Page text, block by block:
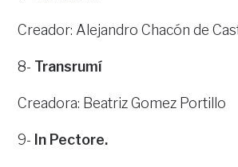
Creador: Alejandro Chacón de
8- Transrumí
Creadora: Beatriz Gomez Portillo
9- In Pectore.